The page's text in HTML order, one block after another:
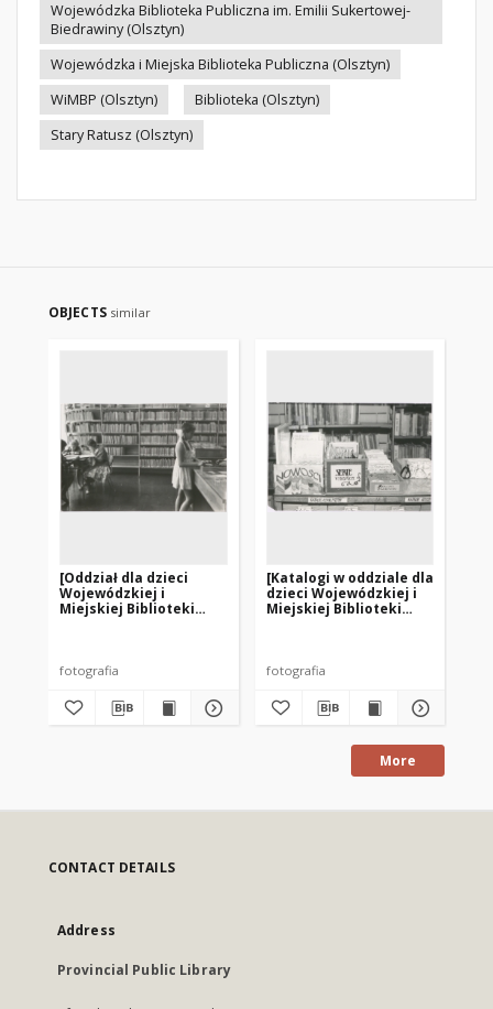
Wojewódzka Biblioteka Publiczna im. Emilii Sukertowej-
Biedrawiny (Olsztyn)
Wojewódzka i Miejska Biblioteka Publiczna (Olsztyn)
WiMBP (Olsztyn)
Biblioteka (Olsztyn)
Stary Ratusz (Olsztyn)
OBJECTS similar
[Oddział dla dzieci
Wojewódzkiej i
Miejskiej Biblioteki
fotografia
[Katalogi w oddziale dla
dzieci Wojewódzkiej i
Miejskiej Biblioteki
fotografia
More
CONTACT DETAILS
Address
Provincial Public Library